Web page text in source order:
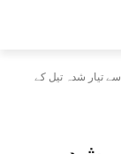
سے تیار شدہ تیل کے